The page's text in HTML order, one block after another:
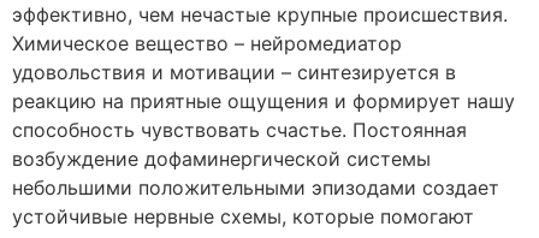
эффективно, чем нечастые крупные происшествия.
Химическое вещество – нейромедиатор
удовольствия и мотивации – синтезируется в
реакцию на приятные ощущения и формирует нашу
способность чувствовать счастье. Постоянная
возбуждение дофаминергической системы
небольшими положительными эпизодами создает
устойчивые нервные схемы, которые помогают